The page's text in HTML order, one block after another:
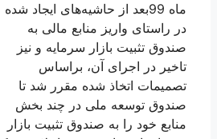
ماه 99بعد از حاشیه‌های ایجاد شده
در راستای واریز منابع مالی به
صندوق تثبیت بازار سرمایه و نیز
تاخیر در اجرای آن، براساس
تصمیمات اتخاذ شده مقرر شد تا
صندوق توسعه ملی در چند بخش
منابع خود را به صندوق تثبیت بازار